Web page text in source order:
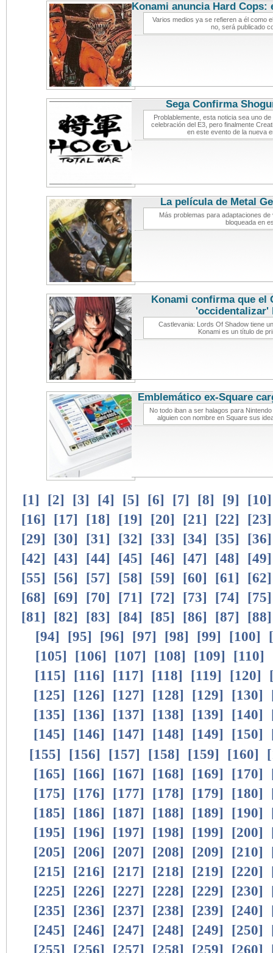
Konami anuncia Hard Cops:
Varios medios ya se refieren a él como
no, será publicado
Sega Confirma
Problablemente, esta noticia sea uno
celebración del E3, pero finalmente
en este evento de la nueva
La película de Metal
Más problemas para adaptaciones
bloqueada en
Konami confirma que el
'occidentalizar'
Castlevania: Lords Of Shadow tiene
Konami es un título de
Emblemático ex-Square
No todo iban a ser halagos para
alguien con nombre en Square sus
[1] [2] [3] [4] [5] [6] [7] [8] [9] [10
[16] [17] [18] [19] [20] [21] [22] [23
[29] [30] [31] [32] [33] [34] [35] [36
[42] [43] [44] [45] [46] [47] [48] [49
[55] [56] [57] [58] [59] [60] [61] [62
[68] [69] [70] [71] [72] [73] [74] [75
[81] [82] [83] [84] [85] [86] [87] [88
[94] [95] [96] [97] [98] [99] [100]
[
[105] [106] [107] [108] [109] [110]
[115] [116] [117] [118] [119] [120]
[125] [126] [127] [128] [129] [130]
[135] [136] [137] [138] [139] [140]
[145] [146] [147] [148] [149] [150]
[155] [156] [157] [158] [159] [160] [
[165] [166] [167] [168] [169] [170]
[175] [176] [177] [178] [179] [180]
[185] [186] [187] [188] [189] [190]
[195] [196] [197] [198] [199] [200]
[205] [206] [207] [208] [209] [210]
[215] [216] [217] [218] [219] [220]
[225] [226] [227] [228] [229] [230]
[235] [236] [237] [238] [239] [240]
[245] [246] [247] [248] [249] [250]
[255] [256] [257] [258] [259] [260]